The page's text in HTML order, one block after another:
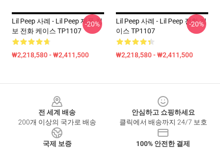
Lil Peep 사례 - Lil Peep 제품 정
보 전화 케이스 TP1107
₩2,218,580 - ₩2,411,500
-20%
Lil Peep 사례 - Lil Peep 전화 케
이스 TP1107
₩2,218,580 - ₩2,411,500
-20%
전 세계 배송
200개 이상의 국가로 배송
안심하고 쇼핑하세요
클릭에서 배송까지 24/7 보호
국제 보증
100% 안전한 결제